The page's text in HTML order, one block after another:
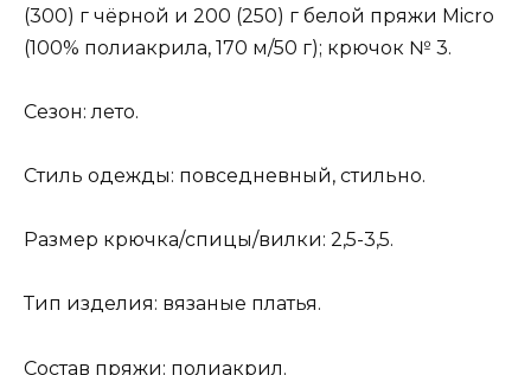
(300) г чёрной и 200 (250) г белой пряжи Micro
(100% полиакрила, 170 м/50 г); крючок № 3.
Сезон: лето.
Стиль одежды: повседневный, стильно.
Размер крючка/спицы/вилки: 2,5-3,5.
Тип изделия: вязаные платья.
Состав пряжи: полиакрил.